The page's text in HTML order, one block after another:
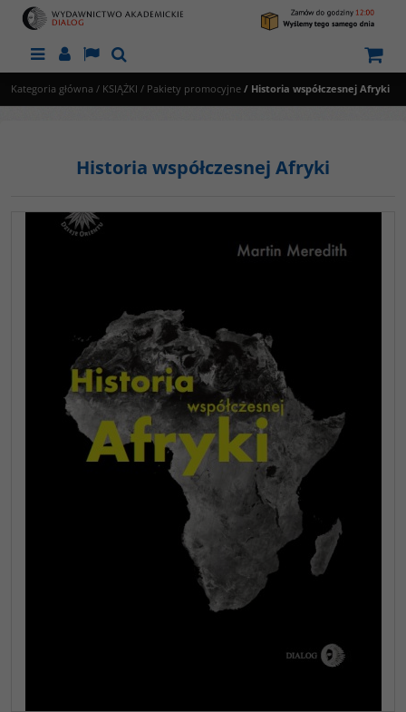
MenuPanelLangSzukaj
Kategoria główna / KSIĄŻKI / Pakiety promocyjne / Historia współczesnej Afryki
Historia współczesnej Afryki